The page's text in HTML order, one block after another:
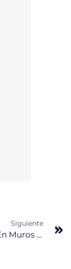
Siguiente
EPS En Muros Exteriores: Funcionalidad Térmica Sin Sacrificar Diseño